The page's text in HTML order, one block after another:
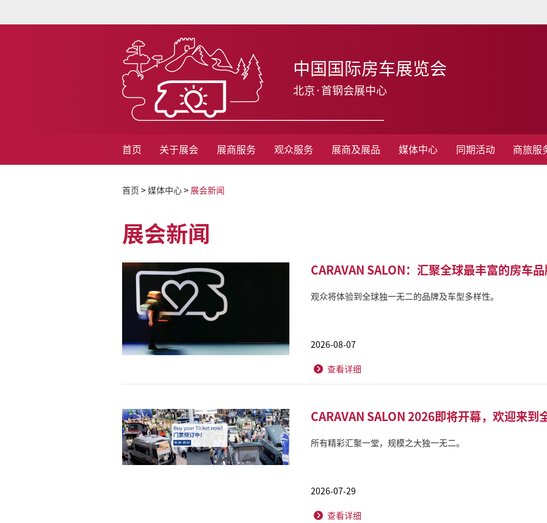
中国国际房车展览会
北京·首钢会展中心
首页 关于展会 展商服务 观众服务 展商及展品 媒体中心 同期活动 商旅服
首页 > 媒体中心> 展会新闻
展会新闻
CARAVAN SALON：汇聚全球最丰富的房车
观众将体验到全球独一无二的品牌及车型多样性。
2026-08-07
查看详细
CARAVAN SALON 2026即将开幕，欢迎来
所有精彩汇聚一堂，规模之大独一无二。
2026-07-29
查看详细